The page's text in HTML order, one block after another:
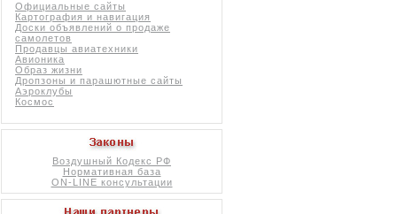
Официальные сайты
Картография и навигация
Доски объявлений о продаже
самолетов
Продавцы авиатехники
Авионика
Образ жизни
Дропзоны и парашютные сайты
Аэроклубы
Космос
Воздушный Кодекс РФ
Нормативная база
ON-LINE консультации